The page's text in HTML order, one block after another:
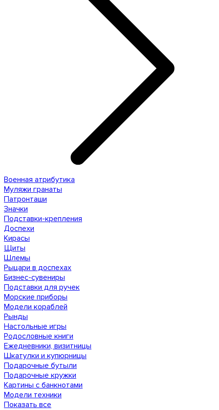
Военная атрибутика
Муляжи гранаты
Патронташи
Значки
Подставки-крепления
Доспехи
Кирасы
Щиты
Шлемы
Рыцари в доспехах
Бизнес-сувениры
Подставки для ручек
Морские приборы
Модели кораблей
Рынды
Настольные игры
Родословные книги
Ежедневники, визитницы
Шкатулки и купюрницы
Подарочные бутыли
Подарочные кружки
Картины с банкнотами
Модели техники
Показать все